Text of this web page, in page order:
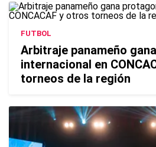
FUTBOL
Arbitraje panameño
internacional en
torneos de la región